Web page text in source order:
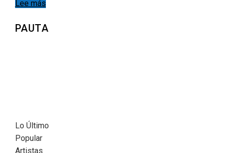
Lee más
PAUTA
Lo Último
Popular
Artistas